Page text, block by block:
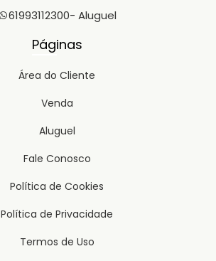
61993112300- Aluguel
Páginas
Área do Cliente
Venda
Aluguel
Fale Conosco
Política de Cookies
Política de Privacidade
Termos de Uso